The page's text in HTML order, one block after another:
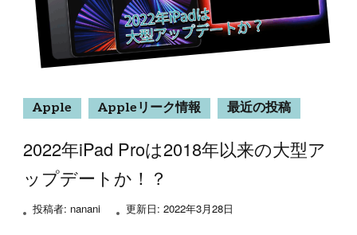
Apple Appleリーク情報 最近の投稿
2022年iPad Proは2018年以来の大型ア
ップデートか！？
投稿者: nanani 更新日: 2022年3月28日